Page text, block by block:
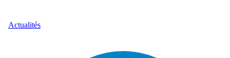
Actualités